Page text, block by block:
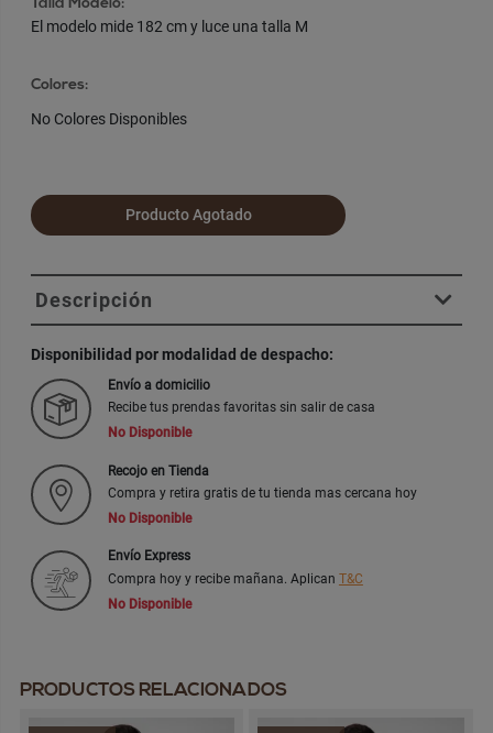
Talla Modelo:
El modelo mide 182 cm y luce una talla M
Colores:
No Colores Disponibles
Producto Agotado
Descripción
Disponibilidad por modalidad de despacho:
Envío a domicilio
Recibe tus prendas favoritas sin salir de casa
No Disponible
Recojo en Tienda
Compra y retira gratis de tu tienda mas cercana hoy
No Disponible
Envío Express
Compra hoy y recibe mañana. Aplican T&C
No Disponible
PRODUCTOS RELACIONADOS